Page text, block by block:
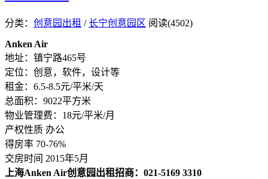
分类： 创意园出租 /长宁创意园区 阅读(4502)
Anken Air
地址：镇宁路465号
定位：创意，软件，设计等
租金：6.5-8.5元/平米/天
总面积：9022平方米
物业管理费：18元/平米/月
产权性质 办公
得房率 70-76%
交房时间 2015年5月
上海Anken Air创意园出租招商：021-5169 3310